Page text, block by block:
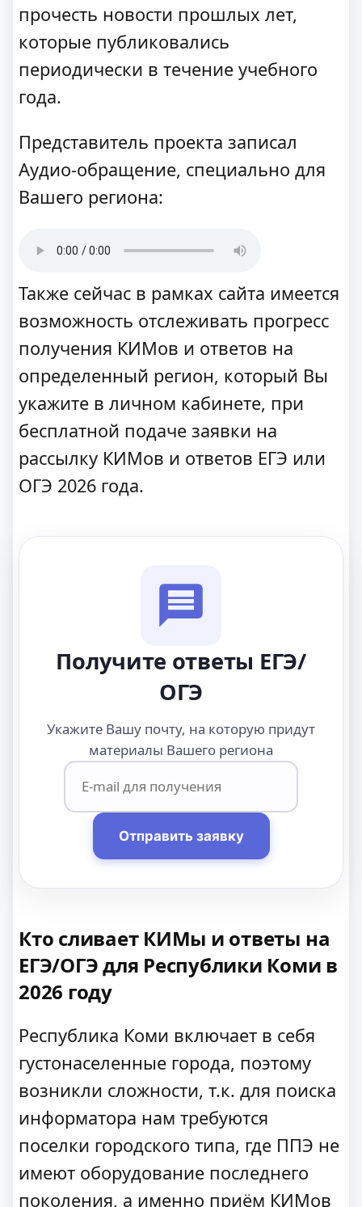
прочесть новости прошлых лет,
которые публиковались
периодически в течение учебного
года.
Представитель проекта записал
Аудио-обращение, специально для
Вашего региона:
Также сейчас в рамках сайта имеется
возможность отслеживать прогресс
получения КИМов и ответов на
определенный регион, который Вы
укажите в личном кабинете, при
бесплатной подаче заявки на
рассылку КИМов и ответов ЕГЭ или
ОГЭ 2026 года.
Получите ответы ЕГЭ/
ОГЭ
Укажите Вашу почту, на которую придут
материалы Вашего региона
Отправить заявку
Кто сливает КИМы и ответы на
ЕГЭ/ОГЭ для Республики Коми в
2026 году
Республика Коми включает в себя
густонаселенные города, поэтому
возникли сложности, т.к. для поиска
информатора нам требуются
поселки городского типа, где ППЭ не
имеют оборудование последнего
поколения, а именно приём КИМов